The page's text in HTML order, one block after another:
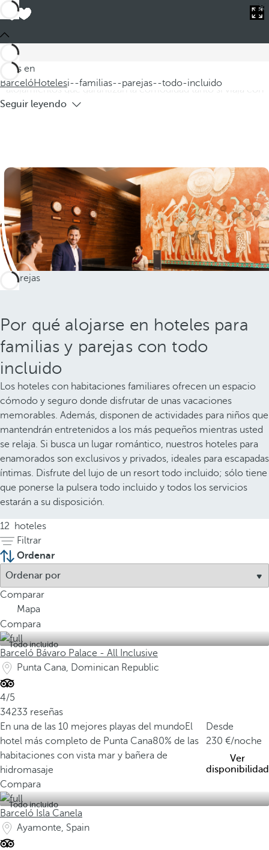
Estás en
BarcelóHotelesi--familias--parejas--todo-incluido
Barceló
incluido
Bienvenido a nuestra selección de hoteles para familias y
parejas todo incluido. Ofrecemos una variedad de
alojamientos que garantizan la comodidad tanto si viaja con
Seguir leyendo
Por qué alojarse en hoteles para
familias y parejas con todo
incluido
Los hoteles con habitaciones familiares ofrecen un espacio
cómodo y seguro donde disfrutar de unas vacaciones
memorables. Además, disponen de actividades para niños que
mantendrán entretenidos a los más pequeños mientras usted
se relaja. Si busca un lugar romántico, nuestros hoteles para
enamorados son exclusivos y privados, ideales para escapadas
íntimas. Disfrute del lujo de un resort todo incluido; sólo tiene
que ponerse la pulsera todo incluido y todos los servicios
estarán a su disposición.
12
hoteles
Filtrar
Ordenar
Comparar
Mapa
Compara
Todo incluido
Barceló Bávaro Palace - All Inclusive
Punta Cana, Dominican Republic
4/5
34233 reseñas
En una de las 10 mejores playas del mundoEl
hotel más completo de Punta Cana80% de las
habitaciones con vista mar y bañera de
hidromasaje
Desde
230
/noche
Ver
disponibilidad
Compara
Todo incluido
Barceló Isla Canela
Ayamonte, Spain